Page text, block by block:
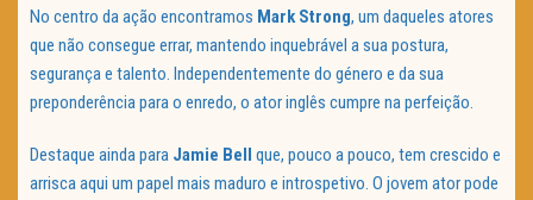
No centro da ação encontramos Mark Strong, um daqueles atores
que não consegue errar, mantendo inquebrável a sua postura,
segurança e talento. Independentemente do género e da sua
preponderência para o enredo, o ator inglês cumpre na perfeição.
Destaque ainda para Jamie Bell
que, pouco a pouco, tem crescido e
arrisca aqui um papel mais maduro e introspetivo. O jovem ator pode